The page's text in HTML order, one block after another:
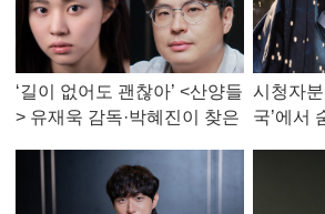
‘길이 없어도 괜찮아’ <산양들
> 유재욱 감독·박혜진이 찾은
시청자
국’에서